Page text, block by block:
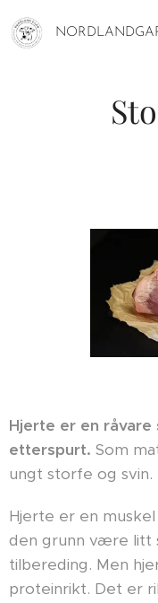
Hjerte er en
etterspurt. Som
ungt storfe og svin.
Hjerte er en
den grunn være litt
tilbereding. Men
proteinrikt. Det er